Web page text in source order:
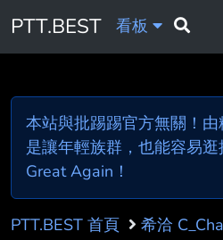
PTT.BEST 看板
本站與批踢踢官方無關！
是讓年輕族群，也能容易
Great Again！
PTT.BEST 首頁 希洽